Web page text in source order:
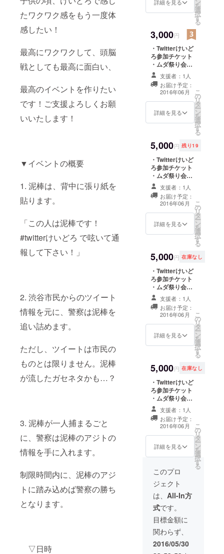
たワクワク感をもう一度体
感したい！
最高にワクワクして、頭脳
戦としても最高に面白い、
最高のイベントを作りたい
です！ご支援よろしくお願
いいたします！
▼イベントの概要
1. 泥棒は、背中に張り紙を
貼ります。
「この人は泥棒です！
#twitterけいどろ で呟いて通
報して下さい！」
2. 渋谷市民からのツイート
情報を元に、警察は泥棒を
追い詰めます。
ただし、ツイートは市民の
ものとは限りません。泥棒
が流したガセネタかも…？
3. 泥棒が一人捕まるごと
に、警察は泥棒のアジトの
情報を手に入れます。
制限時間内に、泥棒のアジ
トに踏み込めば警察の勝ち
となります。
▽日時
詳細を見る ン
を
選
択
す
る
3,000円
・Twitterけいど
ろ参加チケット
・ムダ祭り会オ
リジナルタオル
贈呈 ・Twitterけ
いどろオリジナ
ルTシャツ贈呈
・Twitterけいど
ろの展開全てを
支援者：1人
お届け予定：
2016年06月
詳細を見る
こ
の
リ
タ
ー
ン
を
選
択
す
る
5,000円 残り19
・Twitterけいど
ろ参加チケット
・ムダ祭り会オ
リジナルタオル
贈呈 ・Twitterけ
いどろオリジナ
ルTシャツ贈呈
・Twitterけいど
ろの展開全てを
聴権利 ・Twitter
ミッションを1つ
決めることがで
きる権利 （内容
にそぐわないも
のはお断りする
場合がありま
す）
支援者：1人
お届け予定：
2016年06月
詳細を見る
こ
の
リ
タ
ー
ン
を
選
択
す
る
5,000円 在庫なし
・Twitterけいど
ろ参加チケット
・ムダ祭り会オ
リジナルタオル
贈呈 ・Twitterけ
いどろオリジナ
ルTシャツ贈呈
・Twitterけいど
ろの展開全てを
なれる権利 （ア
ジトで指揮をと
り、泥棒チーム
を勝利へ導かせ
ます）
支援者：1人
お届け予定：
2016年06月
詳細を見る
こ
の
リ
タ
ー
ン
を
選
択
す
る
5,000円 在庫なし
・Twitterけいど
ろ参加チケット
・ムダ祭り会オ
リジナルタオル
贈呈 ・Twitterけ
いどろオリジナ
ルTシャツ贈呈
・Twitterけいど
ろの展開全てを
チームのボスに
察全体の統括を
し、警察チーム
を勝利へ導かせ
ます）
支援者：1人
お届け予定：
2016年06月
詳細を見る
こ
の
リ
タ
ー
ン
を
選
択
す
る
このプロ
ジェクト
は、 All-In方
式です。
目標金額に
関わらず、
2016/05/30